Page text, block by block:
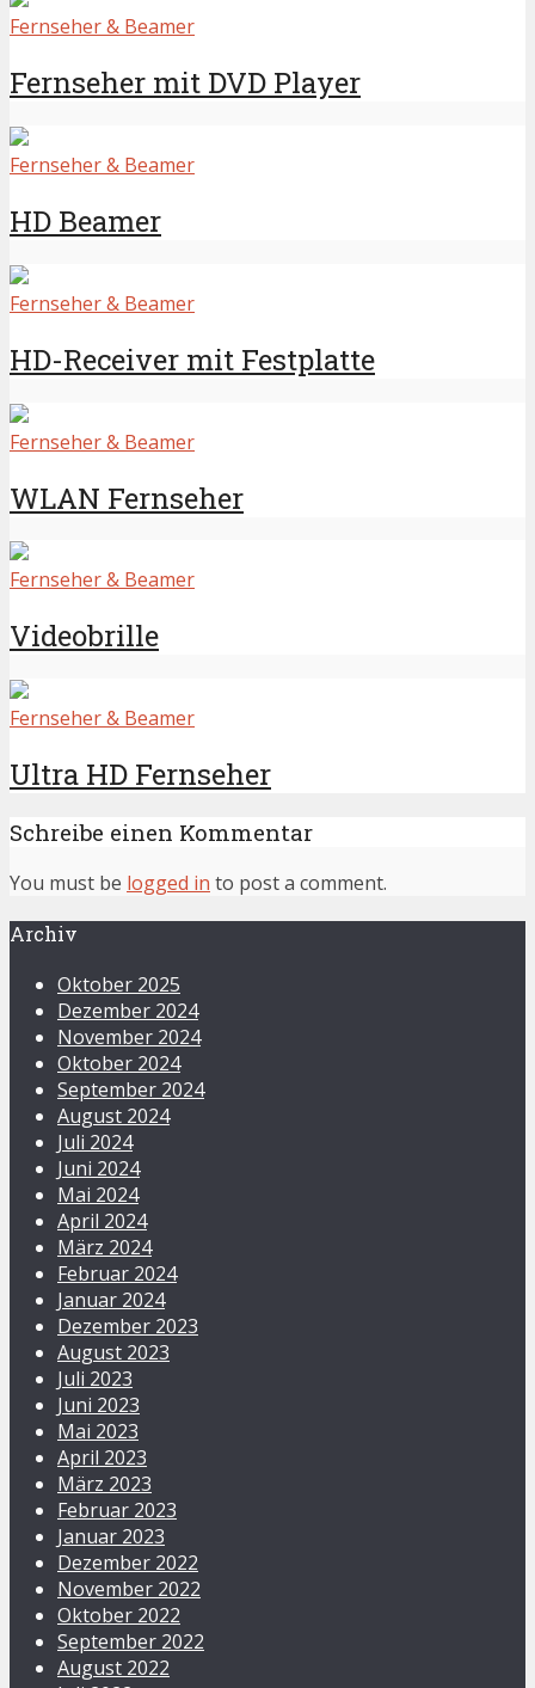
Fernseher & Beamer
Fernseher mit DVD Player
Fernseher & Beamer
HD Beamer
Fernseher & Beamer
HD-Receiver mit Festplatte
Fernseher & Beamer
WLAN Fernseher
Fernseher & Beamer
Videobrille
Fernseher & Beamer
Ultra HD Fernseher
Schreibe einen Kommentar
You must be logged in to post a comment.
Archiv
Oktober 2025
Dezember 2024
November 2024
Oktober 2024
September 2024
August 2024
Juli 2024
Juni 2024
Mai 2024
April 2024
März 2024
Februar 2024
Januar 2024
Dezember 2023
August 2023
Juli 2023
Juni 2023
Mai 2023
April 2023
März 2023
Februar 2023
Januar 2023
Dezember 2022
November 2022
Oktober 2022
September 2022
August 2022